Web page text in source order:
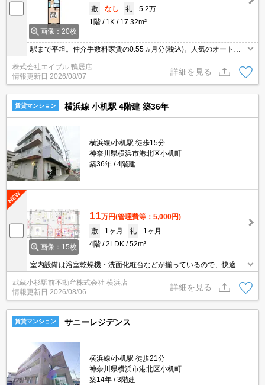
画像：20枚
敷
なし 礼
5.2万
1階
1K 17.32m²
駅まで平坦。仲介手数料家賃の0.55ヵ月分(税込)。人気のオートロ
座付き。エアコン1基付き。
株式会社エイブル 鴨居店
情報更新日 2026/08/07
詳細を見る
賃貸マンション 横浜線 小机駅 4階建 築36年
横浜線/小机駅 徒歩15分
神奈川県横浜市港北区小机町
築36年
4階建
画像：15枚
11万円(管理費等：5,000円)
敷
1ヶ月 礼
1ヶ月
4階
2LDK 52m²
室内設備は浴室乾燥機・洗面化粧台などが揃っているので、快適に
けられているため、家で何時間も待機する必要がなくなります。収
納はシューズボックス・ウォークインクロゼットなど豊富なので、
広々と空間を利用することも可能です。バルコニー付きのマンショ
武蔵小杉駅前不動産株式会社 横浜店
情報更新日 2026/08/06
詳細を見る
賃貸マンション サニーレジデンス
横浜線/小机駅 徒歩21分
神奈川県横浜市港北区小机町
築14年
3階建